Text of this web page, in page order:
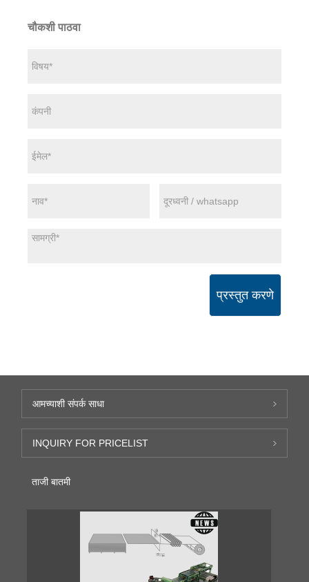
चौकशी पाठवा
प्रस्तुत करणे
आमच्याशी संपर्क साधा
INQUIRY FOR PRICELIST
ताजी बातमी